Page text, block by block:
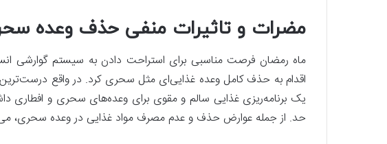
مضرات و تاثیرات منفی حذف وعده
ماه رمضان فرصت مناسبی برای استراحت دادن به سیستم گوارشی
اقدام به حذف کامل وعده ‌غذایی‌ای مثل سحری کرد. در واقع
یک برنامه‌ریزی غذایی سالم و مقوی برای وعده‌های سحری و افطاری
حد. از جمله عوارض حذف و عدم مصرف مواد غذایی در وعده سحری،